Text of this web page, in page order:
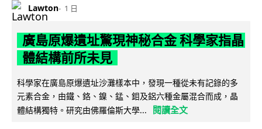
Lawton 1 日
廣島原爆遺址驚現神秘合金 科學家指晶
體結構前所未見
科學家在廣島原爆遺址沙灘樣本中，發現一種從未有記錄的多
元素合金，由鐵、鉻、鎳、錳、鉬及鋁六種金屬混合而成，晶
體結構獨特。研究由佛羅倫斯大學...
閱讀全文